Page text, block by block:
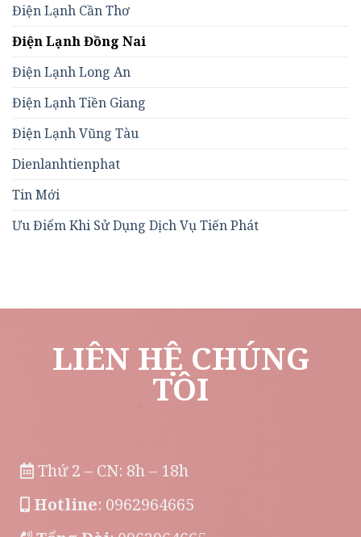
Điện Lạnh Cần Thơ
Điện Lạnh Đồng Nai
Điện Lạnh Long An
Điện Lạnh Tiền Giang
Điện Lạnh Vũng Tàu
Dienlanhtienphat
Tin Mới
Ưu Điểm Khi Sử Dụng Dịch Vụ Tiến Phát
LIÊN HỆ CHÚNG
TÔI
Thứ 2 – CN: 8h – 18h
Hotline: 0962964665